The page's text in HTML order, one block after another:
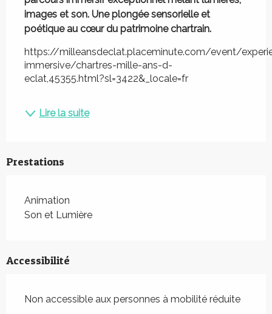
images et son. Une plongée sensorielle et
poétique au cœur du patrimoine chartrain.
https://milleansdeclat.placeminute.com/event/
immersive/chartres-mille-ans-d-
eclat,45355.html?sl=3422&_locale=fr
Lire la suite
Prestations
Animation
Son et Lumière
Accessibilité
Non accessible aux personnes à mobilité réduite